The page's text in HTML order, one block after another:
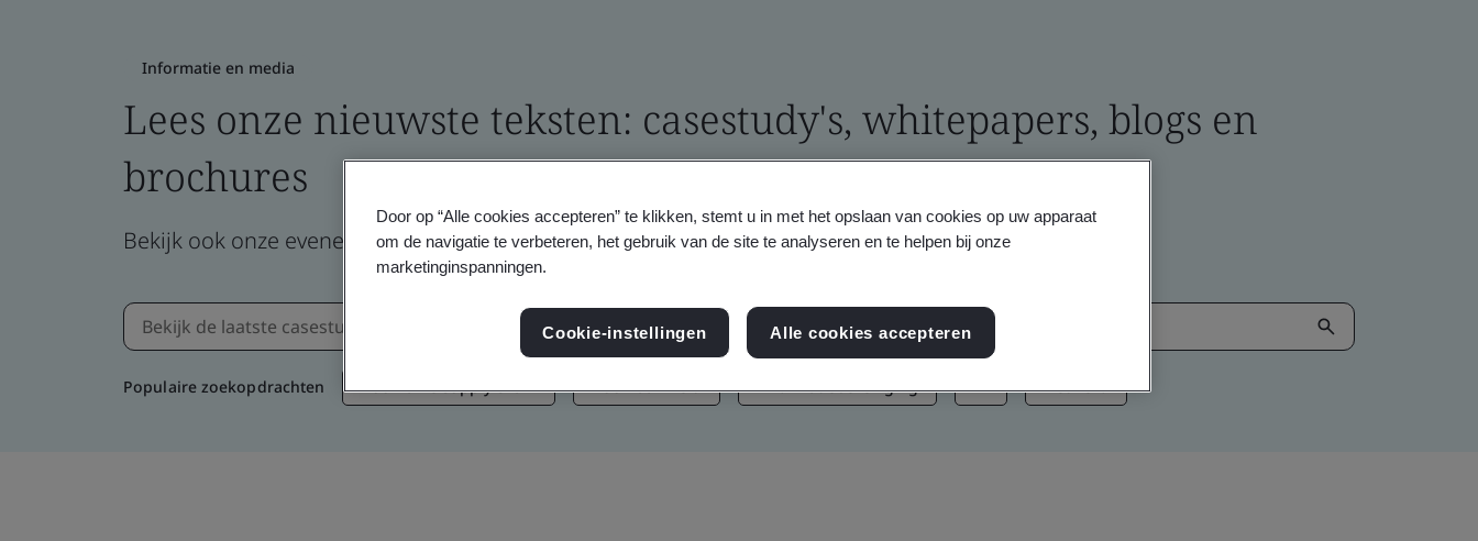
Informatie en media
Lees onze nieuwste teksten: casestudy's, whitepapers, blogs en
brochures
Bekijk ook onze evenementen, webinars, nieuws en persberichten
Populaire zoekopdrachten Duurzame supply chain Duurzaamheid Informatiebeveiliging AI Net Zero
Door op “Alle cookies accepteren” te klikken, stemt u in met het opslaan van cookies op uw apparaat
om de navigatie te verbeteren, het gebruik van de site te analyseren en te helpen bij onze
marketinginspanningen.
Cookie-instellingen Alle cookies accepteren